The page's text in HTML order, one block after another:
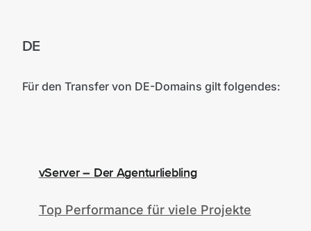
DE
Für den Transfer von DE-Domains gilt folgendes:
vServer – Der Agenturliebling
Top Performance für viele Projekte